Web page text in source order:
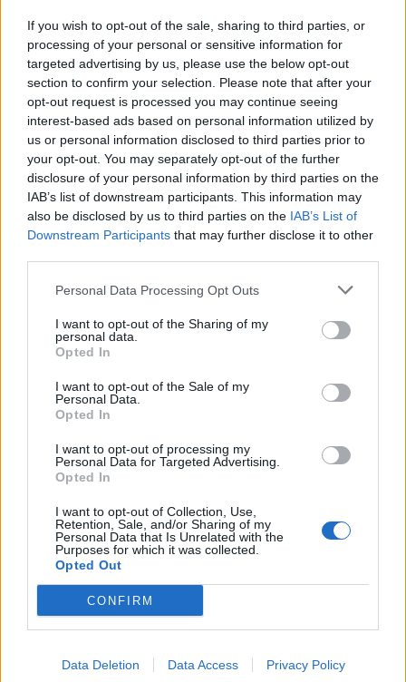
If you wish to opt-out of the sale, sharing to third parties, or
processing of your personal or sensitive information for
targeted advertising by us, please use the below opt-out
section to confirm your selection. Please note that after your
opt-out request is processed you may continue seeing
interest-based ads based on personal information utilized by
us or personal information disclosed to third parties prior to
your opt-out. You may separately opt-out of the further
disclosure of your personal information by third parties on the
IAB’s list of downstream participants. This information may
also be disclosed by us to third parties on the IAB’s List of
Downstream Participants that may further disclose it to other
Personal Data Processing Opt Outs
I want to opt-out of the Sharing of my
personal data.
Opted In
I want to opt-out of the Sale of my
Personal Data.
Opted In
I want to opt-out of processing my
Personal Data for Targeted Advertising.
Opted In
I want to opt-out of Collection, Use,
Retention, Sale, and/or Sharing of my
Personal Data that Is Unrelated with the
Purposes for which it was collected.
Opted Out
CONFIRM
Data Deletion Data Access Privacy Policy
Opozorilo:
Po 297. členu Kazenskega zakonika je
posameznik kazensko odgovoren za javno spodbujanje
sovraštva, nasilja ali nestrpnosti. Komentarji z žaljivimi,
rasističnimi, diskriminatornimi ali nezakonitimi vsebinami
bodo odstranjeni. Pravila komentiranja →
Failed to fetch
Prihajajoči dogodki
9 19:00
9
Obišči Vilo Čira-Čara
AVG Tačke na patrulji: Dino-film
AVG
10
Minute za šah z Nejcem
09:00
Vsi dogodki →
Najbolj brano
1
Pretep v gostinskem lokalu v Velenju: 46-letnik
moškega udaril s steklenico in ga zabodel
2
(VIDEO) "Mislil sem, da je konec": Lastnik
velenjske picerije o padcu s padalom na
Dopustniška drama: Policija pričakala letalo s
Korošico po pristanku